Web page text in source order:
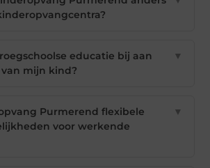
educatie bij aan
mijn kind?
▼
Purmerend flexibele
voor werkende
▼